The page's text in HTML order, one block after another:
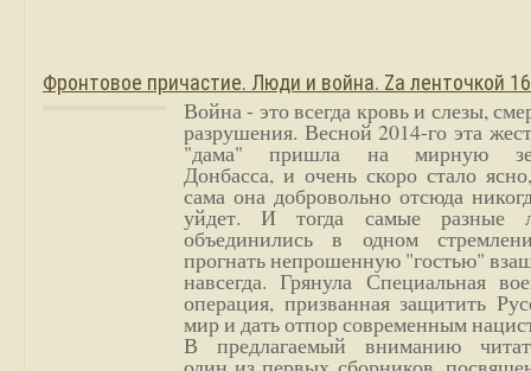
Фронтовое причастие. Люди и война. Zа ленточкой
Война - это всегда кровь и слезы,
разрушения. Весной 2014-го эта
"дама" пришла на мирную
Донбасса, и очень скоро стало
сама она добровольно отсюда
уйдет. И тогда самые разные
объединились в одном
прогнать непрошенную "гостью"
навсегда. Грянула Специальная
операция, призванная защитить
мир и дать отпор современным
В предлагаемый вниманию